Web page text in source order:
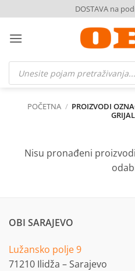
to
content
DOSTAVA na
Products
search
POČETNA / PROIZVODI
Nisu pronađeni
OBI SARAJEVO
Lužansko polje 9
71210 Ilidža – Sarajevo